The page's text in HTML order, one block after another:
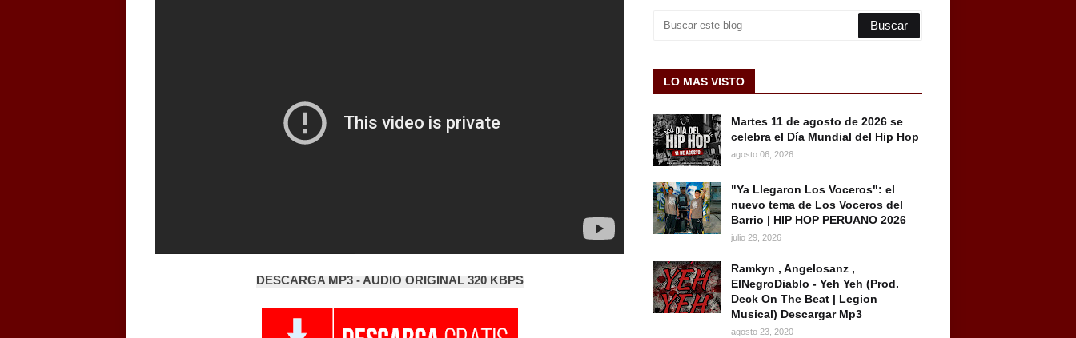
DESCARGA MP3 - AUDIO ORIGINAL 320 KBPS
LO MAS VISTO
Martes 11 de agosto de 2026 se
celebra el Día Mundial del Hip Hop
agosto 06, 2026
"Ya Llegaron Los Voceros": el
nuevo tema de Los Voceros del
Barrio | HIP HOP PERUANO 2026
julio 29, 2026
Ramkyn , Angelosanz ,
ElNegroDiablo - Yeh Yeh (Prod.
Deck On The Beat | Legion
Musical) Descargar Mp3
agosto 23, 2020